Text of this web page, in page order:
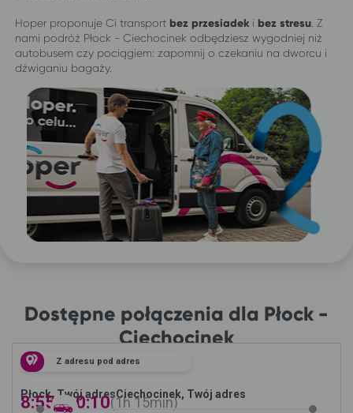
Hoper proponuje Ci transport bez przesiadek i bez stresu . Z
nami podróż Płock - Ciechocinek odbędziesz wygodniej niż
autobusem czy pociągiem: zapomnij o czekaniu na dworcu i
dźwiganiu bagaży.
Dostępne połączenia dla Płock -
Ciechocinek
Z adresu pod adres
Płock, Twój adresCiechocinek, Twój adres
8:55 -10:10 1h15min